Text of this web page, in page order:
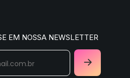
EM NOSSA NEWSLETTER